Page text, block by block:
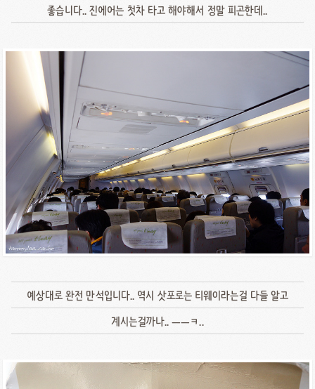
좋습니다.. 진에어는 첫차 타고 해야해서 정말 피곤한데..
예상대로 완전 만석입니다.. 역시 삿포로는 티웨이라는걸 다들 알고
계시는걸까나.. ㅡㅡㅋ..